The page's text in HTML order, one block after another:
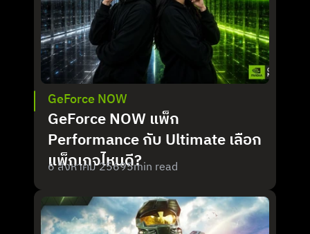
GeForce NOW
GeForce NOW แพ็ก
Performance กับ Ultimate เลือก
แพ็กเกจไหนดี?
6 สิงหาคม 25695min read